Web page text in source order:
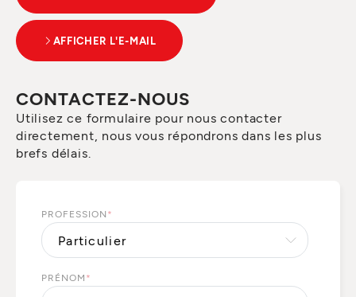
AFFICHER L'E-MAIL
CONTACTEZ-NOUS
Utilisez ce formulaire pour nous contacter
directement, nous vous répondrons dans les plus
brefs délais.
PROFESSION *
PRÉNOM *